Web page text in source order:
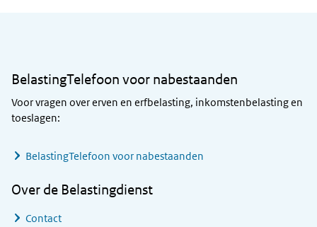
BelastingTelefoon voor nabestaanden
Voor vragen over erven en erfbelasting, inkomstenbelasting en
toeslagen:
BelastingTelefoon voor nabestaanden
Over de Belastingdienst
Contact